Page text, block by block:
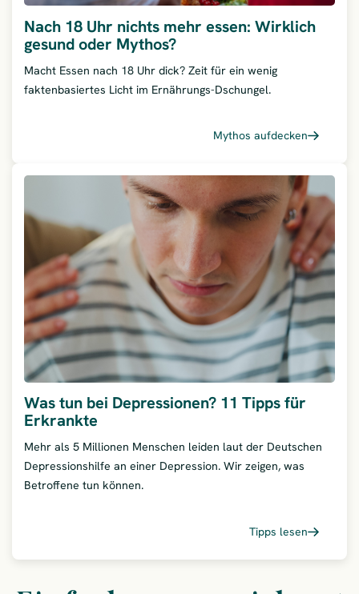
Nach 18 Uhr nichts mehr essen: Wirklich
gesund oder Mythos?
Macht Essen nach 18 Uhr dick? Zeit für ein wenig
faktenbasiertes Licht im Ernährungs-Dschungel.
Mythos aufdecken – Nach
Was tun bei Depressionen? 11 Tipps für
Erkrankte
Mehr als 5 Millionen Menschen leiden laut der Deutschen
Depressionshilfe an einer Depression. Wir zeigen, was
Betroffene tun können.
Tipps lesen – Was